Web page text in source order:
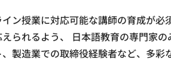
ン授業に対応可能な講師の育成が必
られるよう、 日本語教育の専門家
製造業での取締役経験者など、多彩